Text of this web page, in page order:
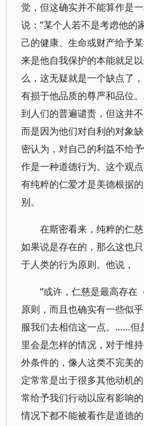
觉，但这确实并不能算作是
说：“某个人若不是考虑他的
己的健康、生命或财产给予
来是他自我保护的本能就足
么，这无疑就是一个缺点了
有损于他品质的尊严和品位
到人们的普遍谴责，但这并
而是因为他们对自利的对象
密认为，对自己的利益不给
作是一种道德行为。这个观
有纯粹的仁爱才是美德根据
别。
在斯密看来，纯粹的仁
如果说是存在的，那么这也
于人类的行为原则。他说，
“或许，仁慈是最高存在
原则，而且也确实有一些似
服我们去相信这一点。……但
里会是怎样的情况，对于维
外条件的，像人这类不完美
定常常是出于很多其他动机
常给予我们行动以应有影响
情况下都不能被看作是道德